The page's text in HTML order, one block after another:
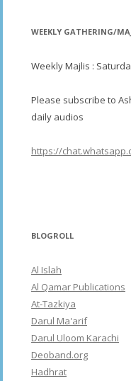
WEEKLY GATHERING/
Weekly Majlis :
Please subscribe to
daily audios
https://
BLOGROLL
Al Islah
Al Qamar Publications
At-Tazkiya
Darul Ma'arif
Darul Uloom Karachi
Deoband.org
Hadhrat